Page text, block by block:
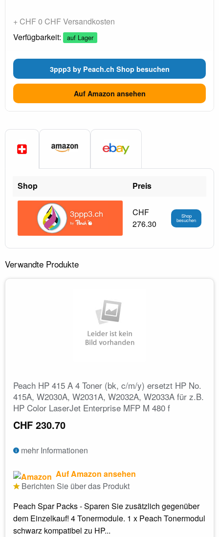
+ CHF 0 CHF Versandkosten
Verfügbarkeit:
auf Lager
3ppp3 by Peach.ch Shop besuchen
Auf Amazon ansehen
Shop Preis
CHF
276.30
Shop
besuchen
Verwandte Produkte
Peach HP 415 A 4 Toner (bk, c/m/y) ersetzt HP No.
415A, W2030A, W2031A, W2032A, W2033A für z.B.
HP Color LaserJet Enterprise MFP M 480 f
CHF 230.70
mehr Informationen
Auf Amazon ansehen
Berichten Sie über das Produkt
Peach Spar Packs - Sparen Sie zusätzlich gegenüber
dem Einzelkauf! 4 Tonermodule. 1 x Peach Tonermodul
schwarz kompatibel zu HP...